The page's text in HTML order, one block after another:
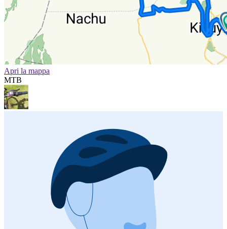
Apri la mappa
MTB